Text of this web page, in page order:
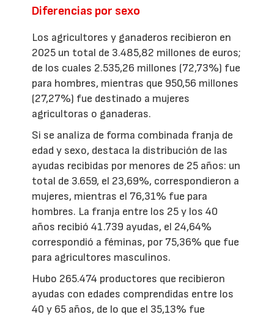
Diferencias por sexo
Los agricultores y ganaderos recibieron en
2025 un total de 3.485,82 millones de euros;
de los cuales 2.535,26 millones (72,73%) fue
para hombres, mientras que 950,56 millones
(27,27%) fue destinado a mujeres
agricultoras o ganaderas.
Si se analiza de forma combinada franja de
edad y sexo, destaca la distribución de las
ayudas recibidas por menores de 25 años: un
total de 3.659, el 23,69%, correspondieron a
mujeres, mientras el 76,31% fue para
hombres. La franja entre los 25 y los 40
años recibió 41.739 ayudas, el 24,64%
correspondió a féminas, por 75,36% que fue
para agricultores masculinos.
Hubo 265.474 productores que recibieron
ayudas con edades comprendidas entre los
40 y 65 años, de lo que el 35,13% fue